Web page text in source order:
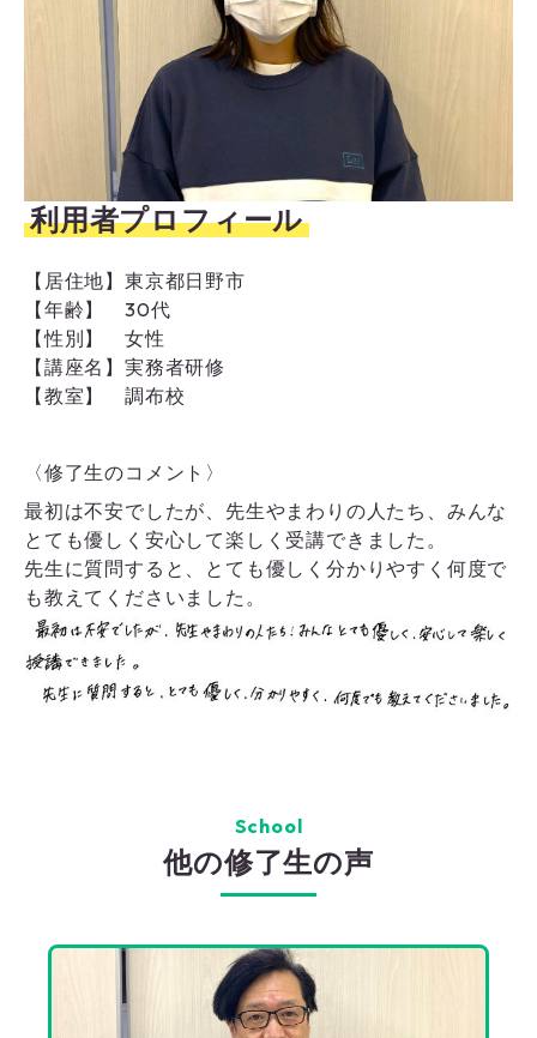
利用者プロフィール
【居住地】 東京都日野市
【年齢】
30代
【性別】
女性
【講座名】 実務者研修
【教室】
調布校
〈修了生のコメント〉
最初は不安でしたが、先生やまわりの人たち、みんな
とても優しく安心して楽しく受講できました。
先生に質問すると、とても優しく分かりやすく何度で
も教えてくださいました。
School
他の修了生の声